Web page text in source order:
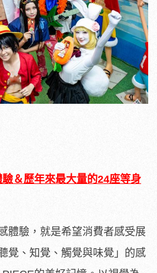
＆歷年來最大量的24座等身
體驗，就是希望消費者感受展
覺、知覺、觸覺與味覺」的感